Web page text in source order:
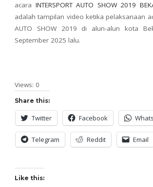
acara INTERSPORT AUTO SHOW 2019
adalah tampilan video ketika pelaksanaan
AUTO SHOW 2019 di alun-alun kota
September 2025 lalu.
Views: 0
Share this:
Twitter Facebook
Telegram Reddit Email
Like this: